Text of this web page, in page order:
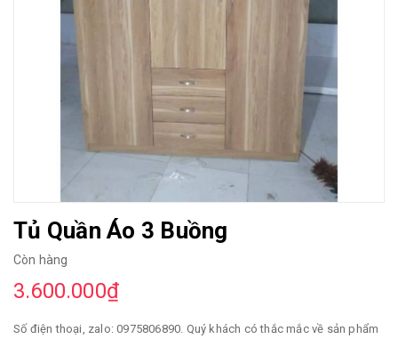
Tủ Quần Áo 3 Buồng
Còn hàng
3.600.000₫
Số điện thoại, zalo: 0975806890. Quý khách có thắc mắc về sản phẩm